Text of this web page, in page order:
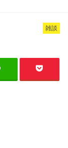
雑談